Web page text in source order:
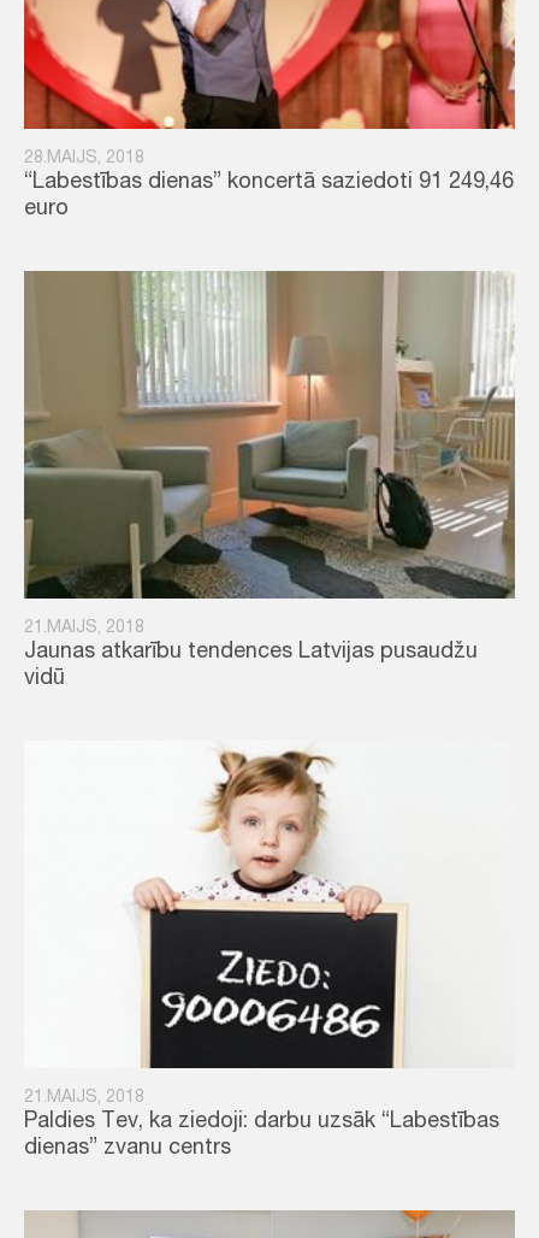
28.MAIJS, 2018
“Labestības dienas” koncertā saziedoti 91 249,46
euro
21.MAIJS, 2018
Jaunas atkarību tendences Latvijas pusaudžu
vidū
21.MAIJS, 2018
Paldies Tev, ka ziedoji: darbu uzsāk “Labestības
dienas” zvanu centrs